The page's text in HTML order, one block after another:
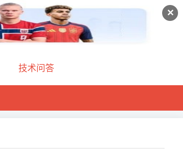
✕
技术问答